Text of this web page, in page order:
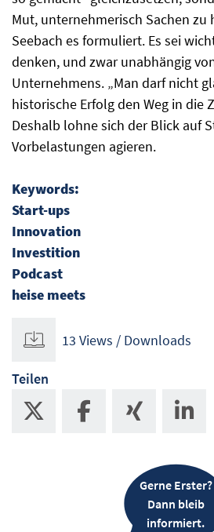
Mut, unternehmerisch Sachen zu
Seebach es formuliert. Es sei
denken, und zwar unabhängig
Unternehmens. „Man darf nicht
historische Erfolg den Weg in die
Deshalb lohne sich der Blick auf
Vorbelastungen agieren.
Keywords:
Start-ups
Innovation
Investition
Podcast
heise meets
13 Views / Downloads
Teilen
Gerne Erster?
Dann bleib
informiert.